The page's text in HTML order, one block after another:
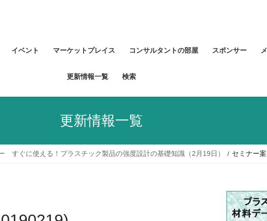
イベント マーケットプレイス コンサルタントの部屋 スポンサー
更新情報一覧 検索
更新情報一覧
すぐに使える！プラスチック製品の強度設計の基礎知識（2月19日） セミナー